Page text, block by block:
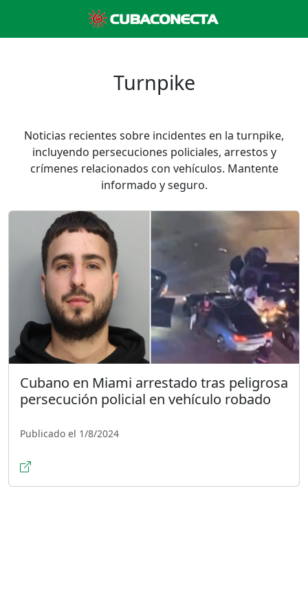
Turnpike
Noticias recientes sobre incidentes en la turnpike,
incluyendo persecuciones policiales, arrestos y
crímenes relacionados con vehículos. Mantente
informado y seguro.
Cubano en Miami arrestado tras peligrosa
persecución policial en vehículo robado
Publicado el 1/8/2024